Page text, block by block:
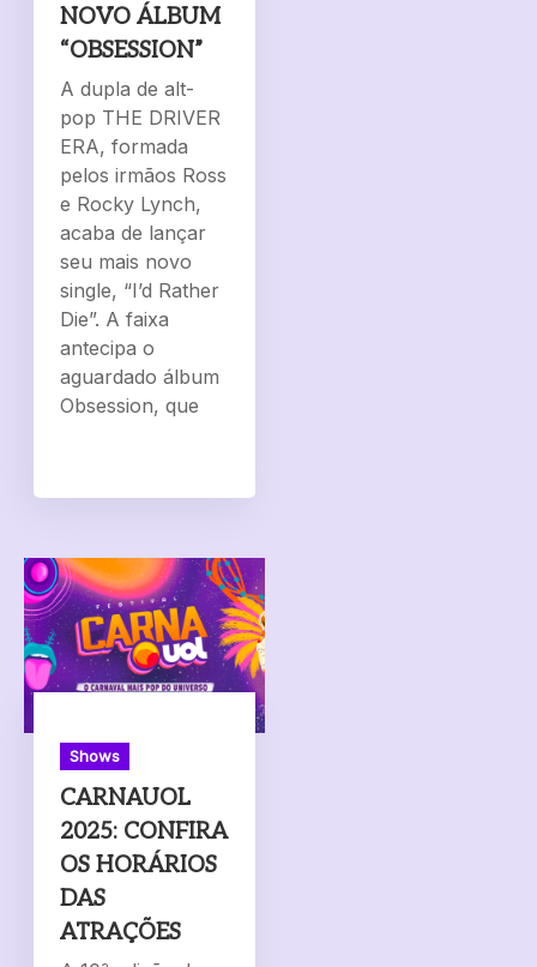
NOVO ÁLBUM
“OBSESSION”
A dupla de alt-
pop THE DRIVER
ERA, formada
pelos irmãos Ross
e Rocky Lynch,
acaba de lançar
seu mais novo
single, “I’d Rather
Die”. A faixa
antecipa o
aguardado álbum
Obsession, que
Shows
CARNAUOL
2025: CONFIRA
OS HORÁRIOS
DAS
ATRAÇÕES